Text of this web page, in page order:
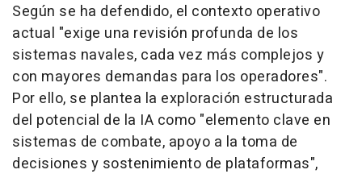
Según se ha defendido, el contexto operativo
actual "exige una revisión profunda de los
sistemas navales, cada vez más complejos y
con mayores demandas para los operadores".
Por ello, se plantea la exploración estructurada
del potencial de la IA como "elemento clave en
sistemas de combate, apoyo a la toma de
decisiones y sostenimiento de plataformas",